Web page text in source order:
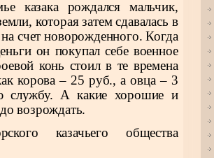
казака рождался мальчик,
которая затем сдавалась в
счет новорожденного. Когда
он покупал себе военное
конь стоил в те времена
корова – 25 руб., а овца – 3
службу. А какие хорошие и
возрождать.
казачьего общества